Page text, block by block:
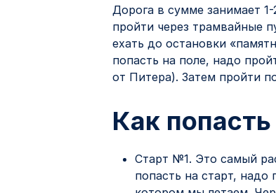
Дорога в сумме занимает
пройти через трамвайные
ехать до остановки
попасть на поле, надо
от Питера). Затем пройти
Как
Старт №1. Это самый
попасть на старт, надо